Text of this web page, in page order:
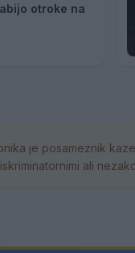
otroke na
je posameznik
ali